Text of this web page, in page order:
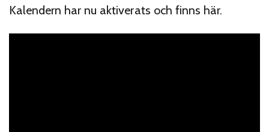
Kalendern har nu aktiverats och finns här.